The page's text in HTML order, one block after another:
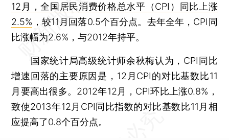
12月，全国居民消费价格总水平（CPI）同比上涨
2.5% ，较11月回落0.5个百分点。去年全年，CPI同
比涨幅为2.6%，与2012年持平。
国家统计局高级统计师余秋梅认为，CPI同比
增速回落的主要原因是，12月CPI的对比基数比11
月要高出很多。2012年12月，CPI环比上涨0.8%，
致使2013年12月CPI同比指数的对比基数比11月相
应提高了0.8个百分点。